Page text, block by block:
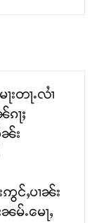
းတႃႉလၢႆ
ႃႈ
ၼ်း
င်ႇပၢၼ်း
ႉမေႃႇ